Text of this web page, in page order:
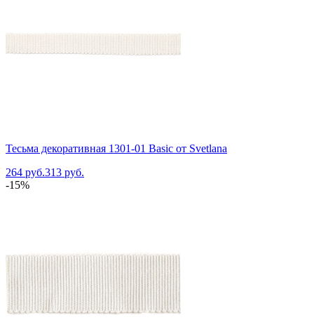
Тесьма декоративная 1301-01 Basic от Svetlana
264 руб.313 руб.
-15%